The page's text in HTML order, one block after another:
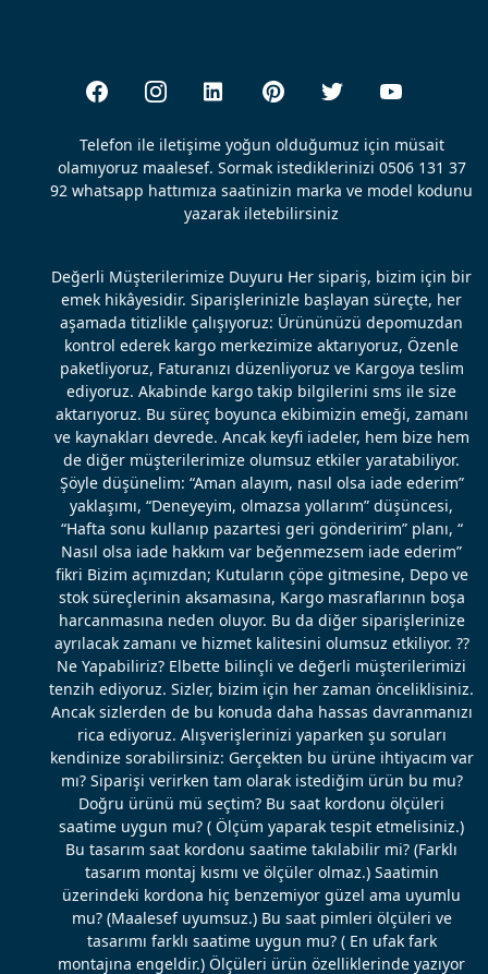
Telefon ile iletişime yoğun olduğumuz için müsait
olamıyoruz maalesef. Sormak istediklerinizi 0506 131 37
92 whatsapp hattımıza saatinizin marka ve model kodunu
yazarak iletebilirsiniz
Değerli Müşterilerimize Duyuru Her sipariş, bizim için bir
emek hikâyesidir. Siparişlerinizle başlayan süreçte, her
aşamada titizlikle çalışıyoruz: Ürününüzü depomuzdan
kontrol ederek kargo merkezimize aktarıyoruz, Özenle
paketliyoruz, Faturanızı düzenliyoruz ve Kargoya teslim
ediyoruz. Akabinde kargo takip bilgilerini sms ile size
aktarıyoruz. Bu süreç boyunca ekibimizin emeği, zamanı
ve kaynakları devrede. Ancak keyfi iadeler, hem bize hem
de diğer müşterilerimize olumsuz etkiler yaratabiliyor.
Şöyle düşünelim: “Aman alayım, nasıl olsa iade ederim”
yaklaşımı, “Deneyeyim, olmazsa yollarım” düşüncesi,
“Hafta sonu kullanıp pazartesi geri gönderirim” planı, “
Nasıl olsa iade hakkım var beğenmezsem iade ederim”
fikri Bizim açımızdan; Kutuların çöpe gitmesine, Depo ve
stok süreçlerinin aksamasına, Kargo masraflarının boşa
harcanmasına neden oluyor. Bu da diğer siparişlerinize
ayrılacak zamanı ve hizmet kalitesini olumsuz etkiliyor. ??
Ne Yapabiliriz? Elbette bilinçli ve değerli müşterilerimizi
tenzih ediyoruz. Sizler, bizim için her zaman önceliklisiniz.
Ancak sizlerden de bu konuda daha hassas davranmanızı
rica ediyoruz. Alışverişlerinizi yaparken şu soruları
kendinize sorabilirsiniz: Gerçekten bu ürüne ihtiyacım var
mı? Siparişi verirken tam olarak istediğim ürün bu mu?
Doğru ürünü mü seçtim? Bu saat kordonu ölçüleri
saatime uygun mu? ( Ölçüm yaparak tespit etmelisiniz.)
Bu tasarım saat kordonu saatime takılabilir mi? (Farklı
tasarım montaj kısmı ve ölçüler olmaz.) Saatimin
üzerindeki kordona hiç benzemiyor güzel ama uyumlu
mu? (Maalesef uyumsuz.) Bu saat pimleri ölçüleri ve
tasarımı farklı saatime uygun mu? ( En ufak fark
montajına engeldir.) Ölçüleri ürün özelliklerinde yazıyor